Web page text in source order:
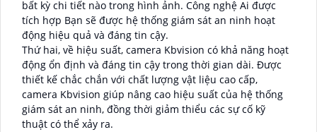
bất kỳ chi tiết nào trong hình ảnh. Công nghệ Ai được
tích hợp Bạn sẽ được hệ thống giám sát an ninh hoạt
động hiệu quả và đáng tin cậy.
Thứ hai, về hiệu suất, camera Kbvision có khả năng hoạt
động ổn định và đáng tin cậy trong thời gian dài. Được
thiết kế chắc chắn với chất lượng vật liệu cao cấp,
camera Kbvision giúp nâng cao hiệu suất của hệ thống
giám sát an ninh, đồng thời giảm thiểu các sự cố kỹ
thuật có thể xảy ra.